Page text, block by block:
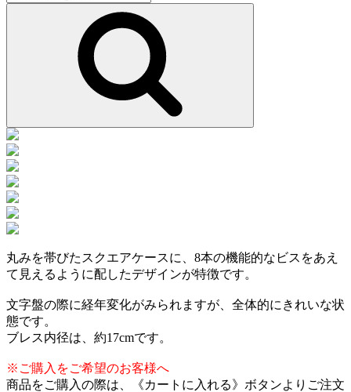
丸みを帯びたスクエアケースに、8本の機能的なビスをあえ
て見えるように配したデザインが特徴です。
文字盤の際に経年変化がみられますが、全体的にきれいな状
態です。
ブレス内径は、約17cmです。
※ご購入をご希望のお客様へ
商品をご購入の際は、《カートに入れる》ボタンよりご注文